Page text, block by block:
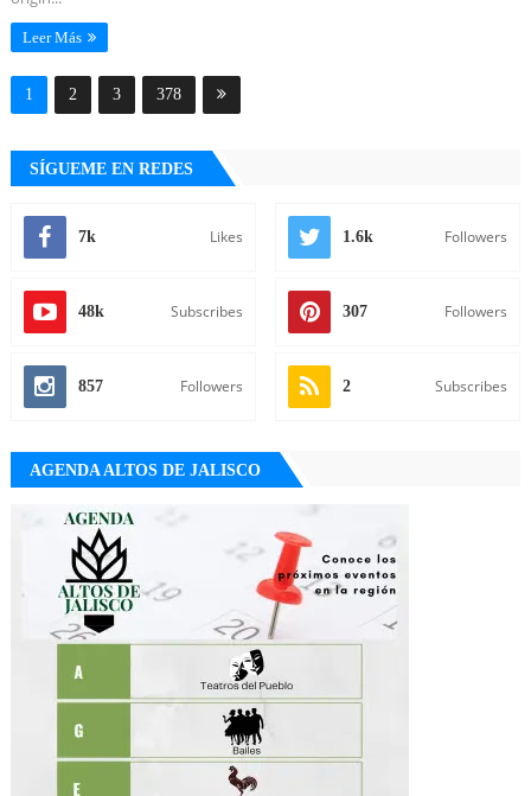
Leer Más
1 2 3 378
SÍGUEME EN REDES
7k Likes 1.6k Followers
48k Subscribes 307 Followers
857 Followers 2 Subscribes
AGENDA ALTOS DE JALISCO